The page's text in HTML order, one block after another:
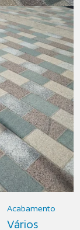
Acabamento
Vários